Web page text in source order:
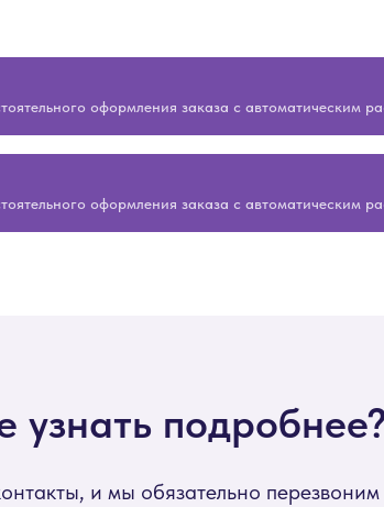
оформления заказа с автоматическим
оформления заказа с автоматическим
узнать
и мы обязательно